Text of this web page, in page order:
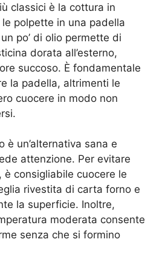
classici è la cottura in
polpette in una padella
po’ di olio permette di
dorata all’esterno,
succoso. È fondamentale
la padella, altrimenti le
cuocere in modo non
è un’alternativa sana e
attenzione. Per evitare
è consigliabile cuocere le
rivestita di carta forno e
la superficie. Inoltre,
moderata consente
senza che si formino